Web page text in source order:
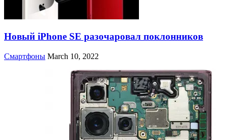
Новый iPhone SE разочаровал поклонников
Смартфоны March 10, 2022